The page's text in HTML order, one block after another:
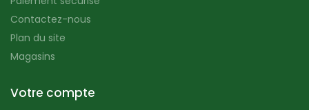
Contactez-nous
Plan du site
Magasins
Votre compte